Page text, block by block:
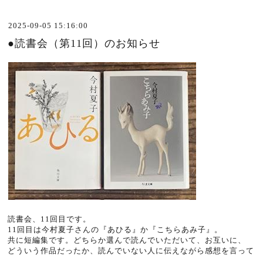
2025-09-05 15:16:00
●読書会（第11回）のお知らせ
読書会、11回目です。
11回目は今村夏子さんの『あひる』か『こちらあみ子』。
共に短編集です。どちらか選んで読んでいただいて、お互いに、
どういう作品だったか、読んでいない人に伝えながら感想を言って